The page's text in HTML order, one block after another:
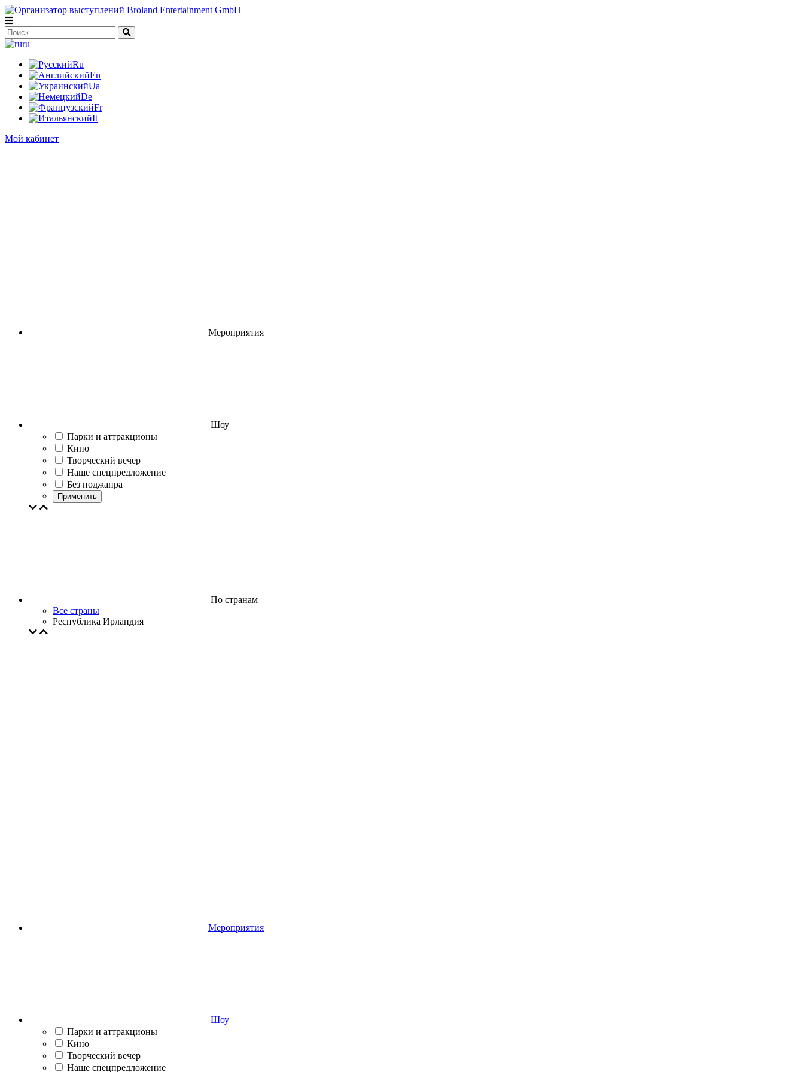
ru
Ru
En
Ua
De
Fr
It
Мой кабинет
Мероприятия
Шоу
Парки и аттракционы
Кино
Творческий вечер
Наше спецпредложение
Без поджанра
Применить
По странам
Все страны
Республика Ирландия
Мероприятия
Шоу
Парки и аттракционы
Кино
Творческий вечер
Наше спецпредложение